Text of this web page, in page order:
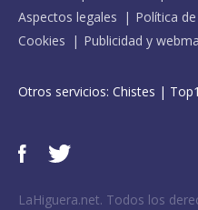
Aspectos legales
Política
Cookies
Publicidad y
Otros servicios: Chistes |
LaHiguera.net. Todos los